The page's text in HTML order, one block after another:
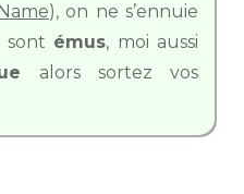
), on ne s’ennuie
sont émus, moi aussi
alors sortez vos